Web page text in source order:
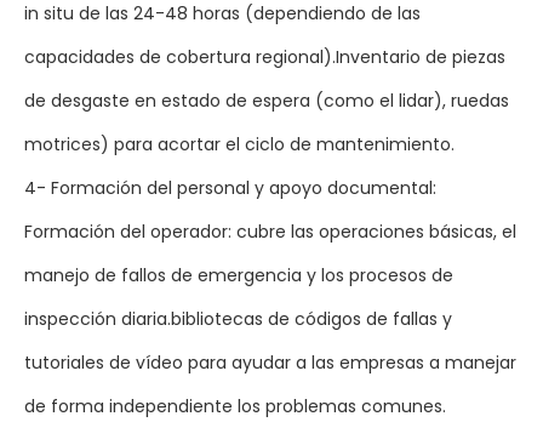
in situ de las 24-48 horas (dependiendo de las
capacidades de cobertura regional).Inventario de piezas
de desgaste en estado de espera (como el lidar), ruedas
motrices) para acortar el ciclo de mantenimiento.
4- Formación del personal y apoyo documental:
Formación del operador: cubre las operaciones básicas, el
manejo de fallos de emergencia y los procesos de
inspección diaria.bibliotecas de códigos de fallas y
tutoriales de vídeo para ayudar a las empresas a manejar
de forma independiente los problemas comunes.